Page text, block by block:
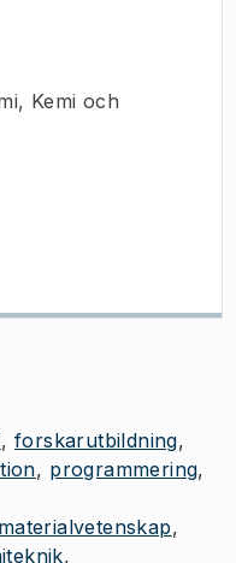
Kemi och
forskarutbildning
programmering